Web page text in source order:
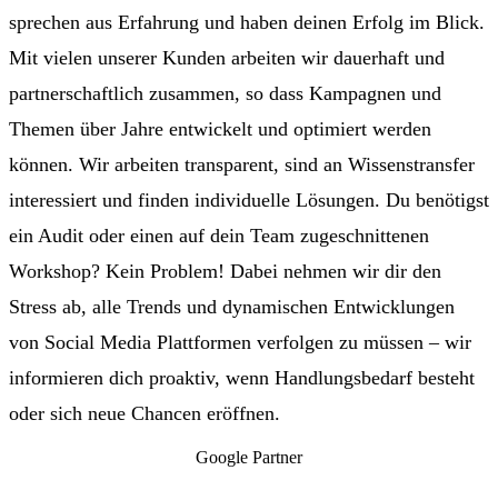
sprechen aus Erfahrung und haben deinen Erfolg im Blick.
Mit vielen unserer Kunden arbeiten wir dauerhaft und
partnerschaftlich zusammen, so dass Kampagnen und
Themen über Jahre entwickelt und optimiert werden
können. Wir arbeiten transparent, sind an Wissenstransfer
interessiert und finden individuelle Lösungen. Du benötigst
ein Audit oder einen auf dein Team zugeschnittenen
Workshop? Kein Problem! Dabei nehmen wir dir den
Stress ab, alle Trends und dynamischen Entwicklungen
von Social Media Plattformen verfolgen zu müssen – wir
informieren dich proaktiv, wenn Handlungsbedarf besteht
oder sich neue Chancen eröffnen.
Google Partner